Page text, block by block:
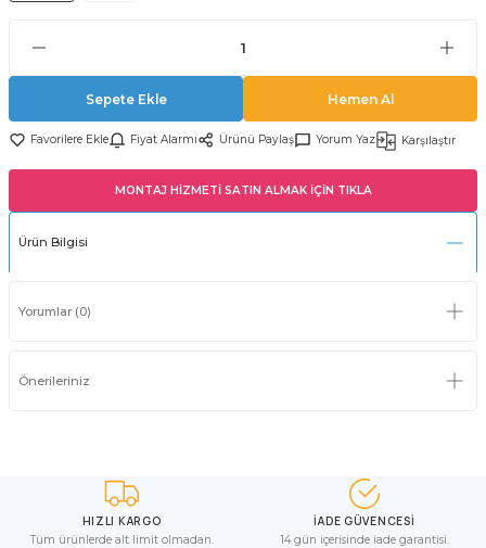
Sepete Ekle Hemen Al
Fiyat Alarmı Ürünü Paylaş Yorum Yaz Karşılaştır
MONTAJ HİZMETİ SATIN ALMAK İÇİN TIKLA
Ürün Bilgisi
Yorumlar (0)
Önerileriniz
HIZLI KARGO
Tüm ürünlerde alt limit olmadan.
İADE GÜVENCESİ
14 gün içerisinde iade garantisi.